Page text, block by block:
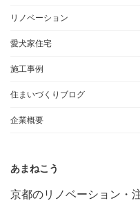
リノベーション
愛犬家住宅
施工事例
住まいづくりブログ
企業概要
あまねこう
京都のリノベーション・